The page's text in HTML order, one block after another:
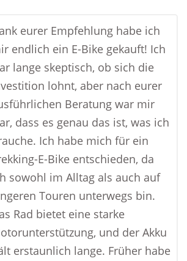
eurer Empfehlung habe ich
endlich ein E-Bike gekauft! Ich
lange skeptisch, ob sich die
lohnt, aber nach eurer
Beratung war mir
dass es genau das ist, was ich
Ich habe mich für ein
E-Bike entschieden, da
sowohl im Alltag als auch auf
Touren unterwegs bin.
Rad bietet eine starke
und der Akku
erstaunlich lange. Früher habe